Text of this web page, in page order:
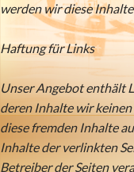
werden wir diese
Haftung für Links
Unser Angebot enthält
deren Inhalte wir
diese fremden Inhalte
Inhalte der verlinkten
Betreiber der Seiten